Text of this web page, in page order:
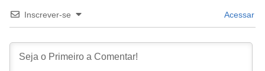
Inscrever-se Acessar